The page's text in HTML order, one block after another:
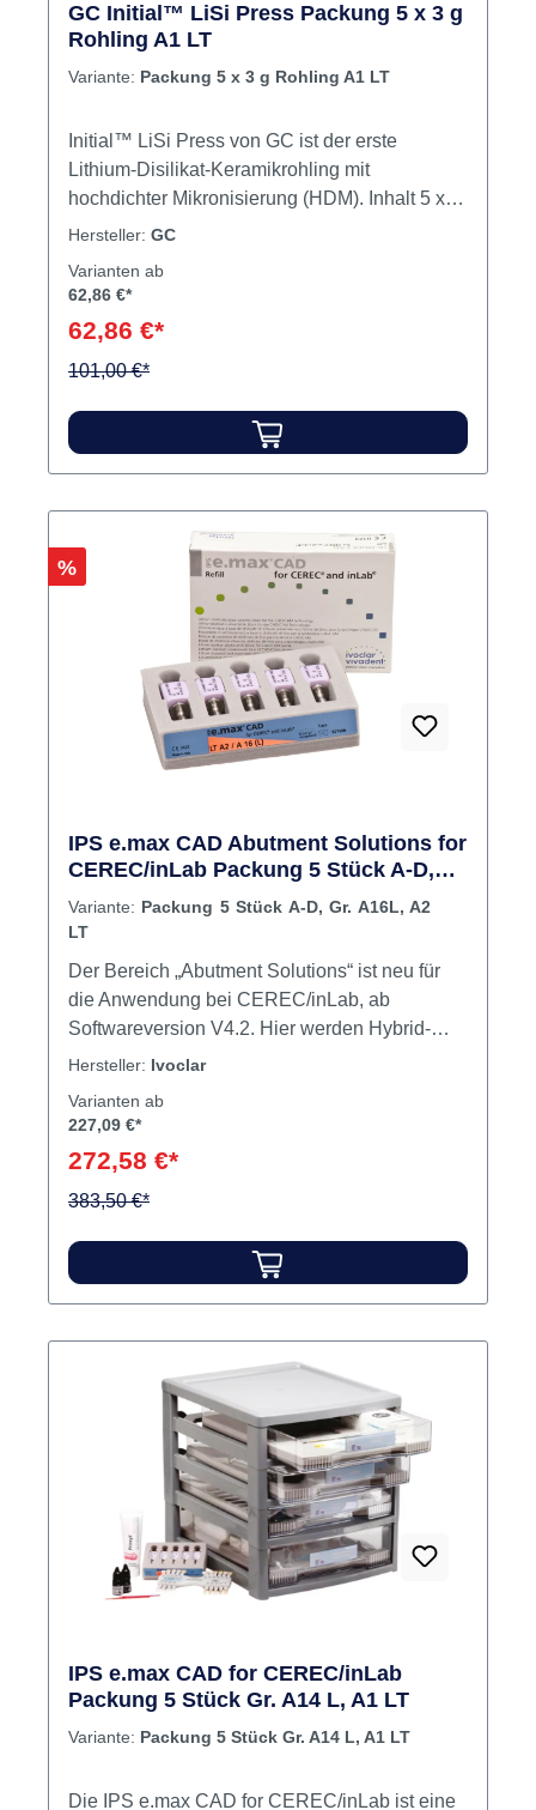
GC Initial™ LiSi Press Packung 5 x 3 g
Rohling A1 LT
Variante: Packung 5 x 3 g Rohling A1 LT
Initial™ LiSi Press von GC ist der erste
Lithium-Disilikat-Keramikrohling mit
hochdichter Mikronisierung (HDM). Inhalt 5 x 3
Hersteller: GC
Varianten ab
62,86 €*
62,86 €*
101,00 €*
Rabatt
%
IPS e.max CAD Abutment Solutions for
CEREC/inLab Packung 5 Stück A-D,
Gr. A16L, A2 LT
Variante: Packung 5 Stück A-D, Gr. A16L, A2
LT
Der Bereich „Abutment Solutions“ ist neu für
die Anwendung bei CEREC/inLab, ab
Softwareversion V4.2. Hier werden Hybrid-
Abutments und Hybrid-Abutment-Kronen
gefertigt und mit einer Titanbasis verklebt. Der
vorgefertigte Schnittstelle, z. B. für die Sirona
Ti-Base, eignet sich zur Herstellung
MO-Farben erhältlich, sowie in der LT-
transluzenz in 10 A-D Farben. Die
ideal für verschraubte Hybrid-Abutment-
Kronen. Dieser Block wird in der LT-
Transluszenz geliefert, ebenfalls mit einer
vorgefertigten Schnittstelle für Sirona Ti-Base.
Die Hybrid-Abutment-Kronen werden direkt in
die Implantate eingeschraubt. Es entfällt die
Verklebung von Krone und Abutment und damit
auch die Überschußentfernung zwischen
Abutment und Krone. Die Größen "S" und "L"
entsprechen den Größen der Ti-Basen. Inhalt 5
Hersteller: Ivoclar
Varianten ab
227,09 €*
272,58 €*
383,50 €*
IPS e.max CAD for CEREC/inLab
Packung 5 Stück Gr. A14 L, A1 LT
Variante: Packung 5 Stück Gr. A14 L, A1 LT
Die IPS e.max CAD for CEREC/inLab ist eine